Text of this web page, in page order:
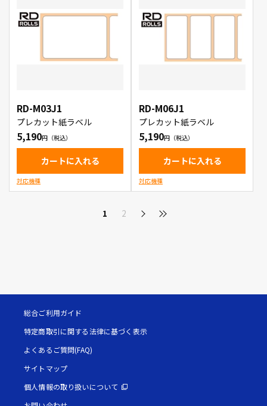
RD-M03J1
プレカット紙ラベル
5,190
カートに入れる
対応機種
RD-M06J1
プレカット紙ラベル
5,190
カートに入れる
対応機種
1 2
総合ご利用ガイド
特定商取引に関する法律に基づく表示
よくあるご質問(FAQ)
サイトマップ
個人情報の取り扱いについて